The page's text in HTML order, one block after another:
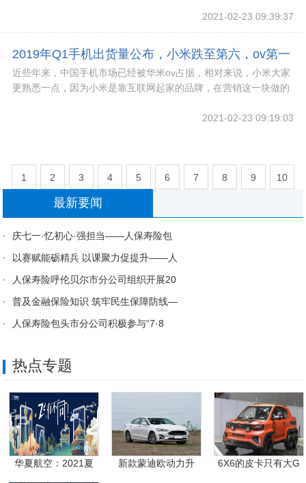
2021-02-23 09:39:37
2019年Q1手机出货量公布，小米跌至第六，ov第一
第二!
近些年来，中国手机市场已经被华米ov占据，相对来说，小米大家
更熟悉一点，因为小米是靠互联网起家的品牌，在营销这一块做的
2021-02-23 09:19:03
1 2 3 4 5 6 7 8 9 10
11
最新要闻
庆七一·忆初心·强担当——人保寿险包
以赛赋能砺精兵 以课聚力促提升——人
人保寿险呼伦贝尔市分公司组织开展20
普及金融保险知识 筑牢民生保障防线—
人保寿险包头市分公司积极参与“7·8
热点专题
华夏航空：2021夏
新款蒙迪欧动力升
6X6的皮卡只有大G